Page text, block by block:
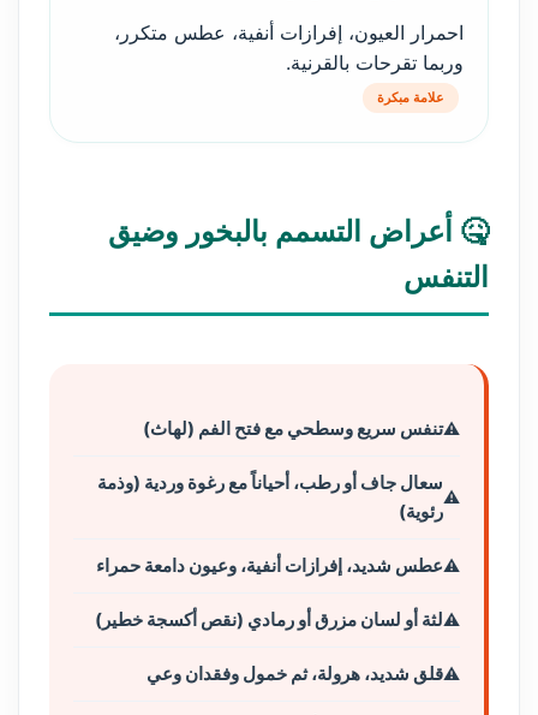
احمرار العيون، إفرازات أنفية، عطس متكرر،
وربما تقرحات بالقرنية.
علامة مبكرة
🤒 أعراض التسمم بالبخور وضيق
التنفس
تنفس سريع وسطحي مع فتح الفم (لهاث)
سعال جاف أو رطب، أحياناً مع رغوة وردية (وذمة
رئوية)
عطس شديد، إفرازات أنفية، وعيون دامعة حمراء
لثة أو لسان مزرق أو رمادي (نقص أكسجة خطير)
قلق شديد، هرولة، ثم خمول وفقدان وعي